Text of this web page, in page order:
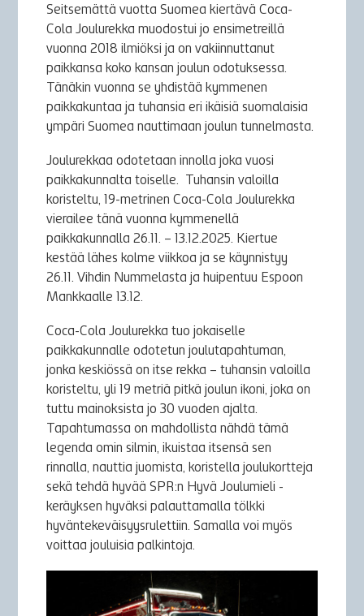
Seitsemättä vuotta Suomea kiertävä Coca-
Cola Joulurekka muodostui jo ensimetreillä
vuonna 2018 ilmiöksi ja on vakiinnuttanut
paikkansa koko kansan joulun odotuksessa.
Tänäkin vuonna se yhdistää kymmenen
paikkakuntaa ja tuhansia eri ikäisiä suomalaisia
ympäri Suomea nauttimaan joulun tunnelmasta.
Joulurekkaa odotetaan innolla joka vuosi
paikkakunnalta toiselle.
Tuhansin valoilla
koristeltu, 19-metrinen Coca-Cola Joulurekka
vierailee tänä vuonna kymmenellä
paikkakunnalla 26.11. – 13.12.2025. Kiertue
kestää lähes kolme viikkoa ja se käynnistyy
26.11. Vihdin Nummelasta ja huipentuu Espoon
Mankkaalle 13.12.
Coca-Cola Joulurekka tuo jokaiselle
paikkakunnalle odotetun joulutapahtuman,
jonka keskiössä on itse rekka – tuhansin valoilla
koristeltu, yli 19 metriä pitkä joulun ikoni, joka on
tuttu mainoksista jo 30 vuoden ajalta.
Tapahtumassa on mahdollista nähdä tämä
legenda omin silmin, ikuistaa itsensä sen
rinnalla, nauttia juomista, koristella joulukortteja
sekä tehdä hyvää SPR:n Hyvä Joulumieli -
keräyksen hyväksi palauttamalla tölkki
hyväntekeväisyysrulettiin. Samalla voi myös
voittaa jouluisia palkintoja.